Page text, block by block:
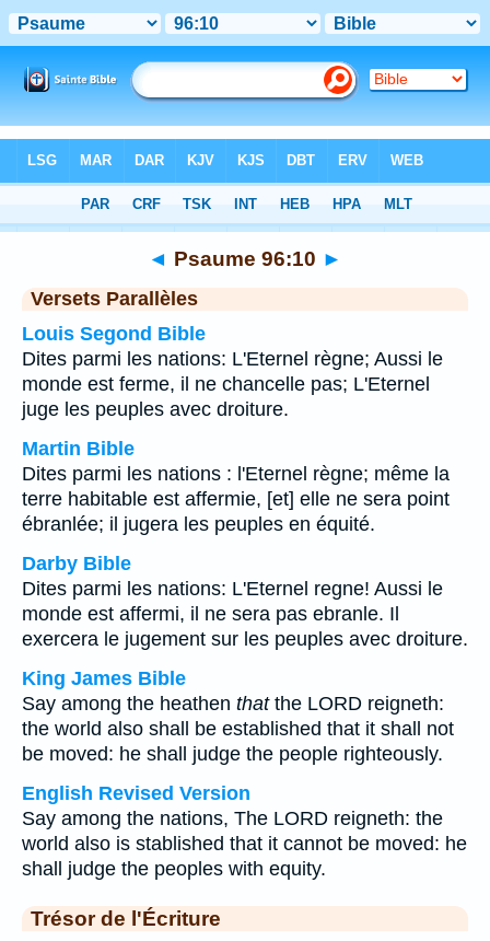
Chapitre 96> Verset 10
◄ Psaume 96:10 ►
Versets Parallèles
Louis Segond Bible
Dites parmi les nations: L'Eternel règne; Aussi le
monde est ferme, il ne chancelle pas; L'Eternel
juge les peuples avec droiture.
Martin Bible
Dites parmi les nations : l'Eternel règne; même la
terre habitable est affermie, [et] elle ne sera point
ébranlée; il jugera les peuples en équité.
Darby Bible
Dites parmi les nations: L'Eternel regne! Aussi le
monde est affermi, il ne sera pas ebranle. Il
exercera le jugement sur les peuples avec droiture.
King James Bible
Say among the heathen thatthe LORD reigneth:
the world also shall be established that it shall not
be moved: he shall judge the people righteously.
English Revised Version
Say among the nations, The LORD reigneth: the
world also is stablished that it cannot be moved: he
shall judge the peoples with equity.
Trésor de l'Écriture